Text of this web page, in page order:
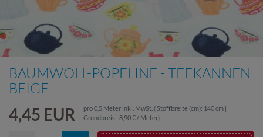
BAUMWOLL-POPELINE - TEEKANNEN
BEIGE
4,45 EUR pro0,5 Meter inkl. MwSt. ( Stoffbreite (cm): 140 cm |
Grundpreis: 8,90 € / Meter)